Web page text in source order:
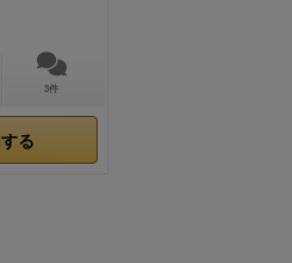
3件
る